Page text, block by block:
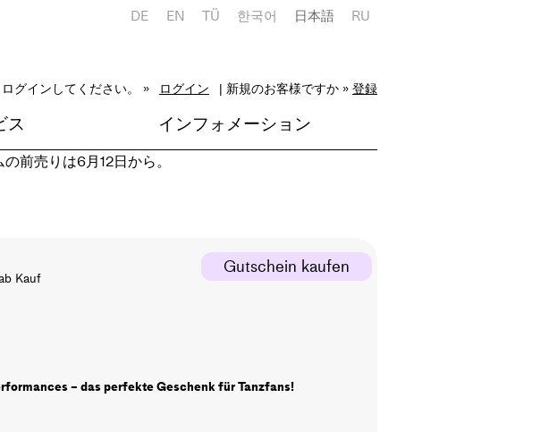
DE EN TÜ 한국어 日本語 RU
ログインしてください。 » ログイン | 新規のお客様ですか »登録
ス インフォメーション
前売りは6月12日から。
Kauf
Gutschein kaufen
– das perfekte Geschenk für Tanzfans!